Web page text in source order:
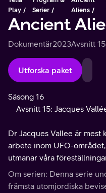
Play
Serier
Aliens
Ancient
Dokumentär2023Avsnitt 15
Utforska paket
Säsong 16
Avsnitt 15: Jacques
Dr Jacques Vallee är
arbete inom UFO-
utmanar våra
hans otroliga arbete att
vår rymd i tusentals år?
Om serien: Denna serie
främsta utomjordiska